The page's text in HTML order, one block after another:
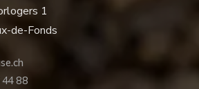
1
de-Fonds
88